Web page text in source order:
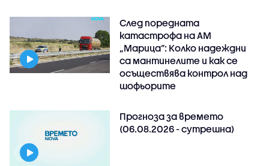
След поредната
катастрофа на АМ
„Марица”: Колко надеждни
са мантинелите и как се
осъществява контрол над
шофьорите
Прогноза за времето
(06.08.2026 - сутрешна)